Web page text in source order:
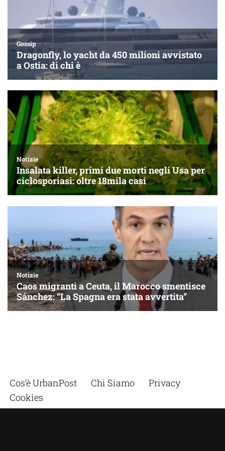
Cos’è UrbanPost Chi Siamo
Privacy
Cookies